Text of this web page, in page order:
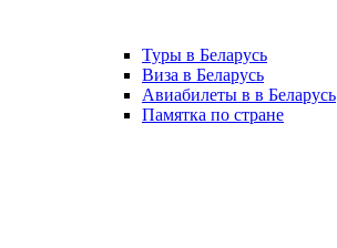
Туры в Беларусь
Виза в Беларусь
Авиабилеты в в Беларусь
Памятка по стране